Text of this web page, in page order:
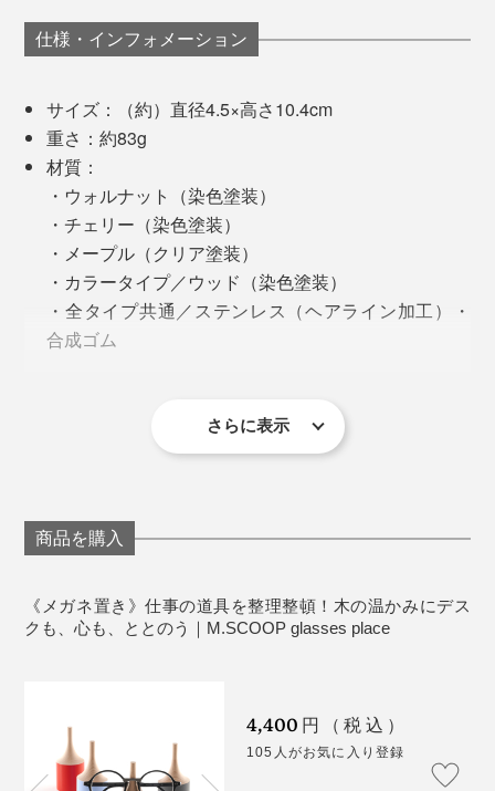
地よさを感じられるから、気持ちがととのって、仕事へ
集中できます。
最初のアイテム、「glasses place（=メガネ置き）」で
す。
音が出ます
ミマツ工芸の2代目社長、實松英樹（さねまつ・ひで
き）さんは、職人として、腕を磨いていましたが、ある
思いを抱えていました。
仕様・インフォメーション
サイズ：（約）直径4.5×高さ10.4cm
重さ：約83g
材質：
・ウォルナット（染色塗装）
・チェリー（染色塗装）
・メープル（クリア塗装）
・カラータイプ／ウッド（染色塗装）
・全タイプ共通／ステンレス（ヘアライン加工）・
合成ゴム
の環境（モニター、ブラウザ等）の違いによっては、色の見え方が実物と異なる
場合がございますのでご了承ください。さらに表示
商品を購入
《メガネ置き》仕事の道具を整理整頓！木の温かみにデス
クも、心も、ととのう｜M.SCOOP glasses place
4,400 円（税込）
105人がお気に入り登録